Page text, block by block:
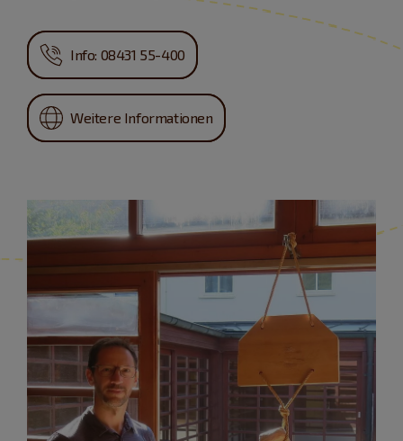
Info: 08431 55-400
Weitere Informationen